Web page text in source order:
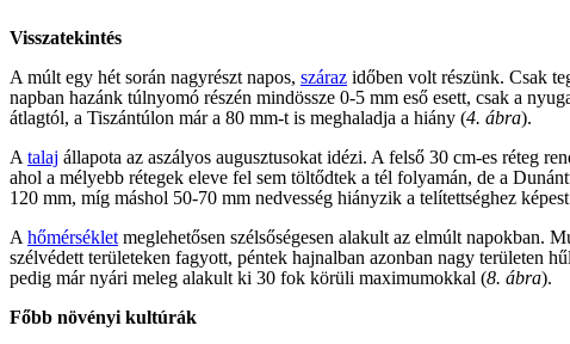
Visszatekintés
A múlt egy hét során nagyrészt napos, száraz időben volt részünk. Csak
napban hazánk túlnyomó részén mindössze 0-5 mm eső esett, csak a
átlagtól, a Tiszántúlon már a 80 mm-t is meghaladja a hiány (4. ábra).
A talaj állapota az aszályos augusztusokat idézi. A felső 30 cm-es réteg
ahol a mélyebb rétegek eleve fel sem töltődtek a tél folyamán, de a
120 mm, míg máshol 50-70 mm nedvesség hiányzik a telítettséghez
A hőmérséklet meglehetősen szélsőségesen alakult az elmúlt napokban.
szélvédett területeken fagyott, péntek hajnalban azonban nagy területen
pedig már nyári meleg alakult ki 30 fok körüli maximumokkal (8. ábra).
Főbb növényi kultúrák